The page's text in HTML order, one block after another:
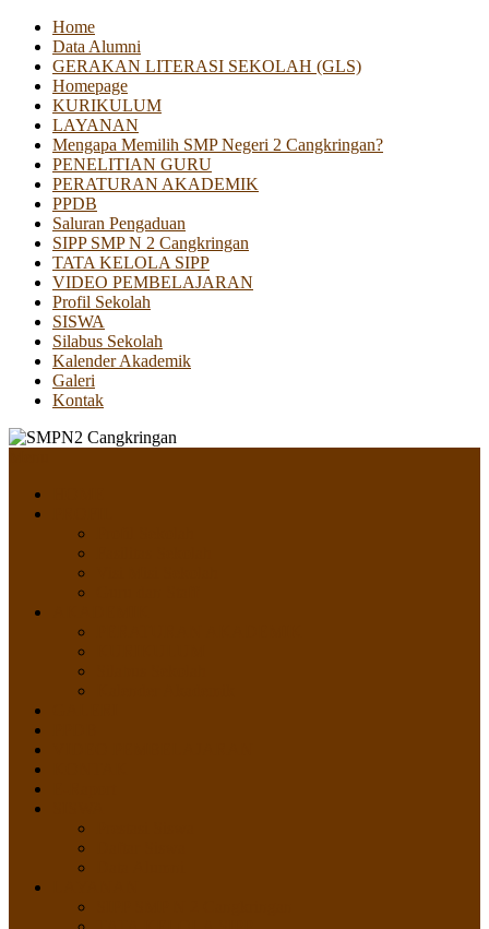
Home
Data Alumni
GERAKAN LITERASI SEKOLAH (GLS)
Homepage
KURIKULUM
LAYANAN
Mengapa Memilih SMP Negeri 2 Cangkringan?
PENELITIAN GURU
PERATURAN AKADEMIK
PPDB
Saluran Pengaduan
SIPP SMP N 2 Cangkringan
TATA KELOLA SIPP
VIDEO PEMBELAJARAN
Profil Sekolah
SISWA
Silabus Sekolah
Kalender Akademik
Galeri
Kontak